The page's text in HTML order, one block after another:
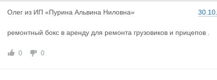
Олег из ИП «Пурина Альвина Ниловна»
ремонтный бокс в аренду для ремонта грузовиков и прицепов .
0 0